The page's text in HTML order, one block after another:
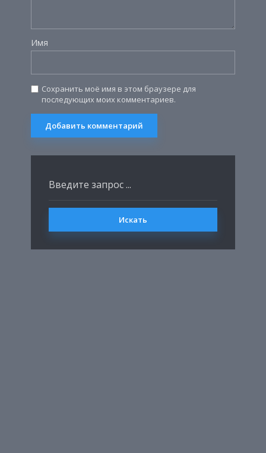
Имя
Сохранить моё имя в этом браузере для
последующих моих комментариев.
Искать